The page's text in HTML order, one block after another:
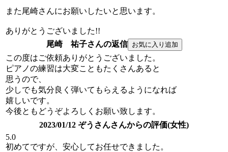
また尾崎さんにお願いしたいと思います。
ありがとうございました!!
尾崎 祐子さんの返信
この度はご依頼ありがとうございました。
ピアノの練習は大変こともたくさんあると
思うので、
少しでも気分良く弾いてもらえるようになれば
嬉しいです。
今後ともどうぞよろしくお願い致します。
2023/01/12 ぞうさんさんからの評価(女性)
5.0
初めてですが、安心してお任せできました。